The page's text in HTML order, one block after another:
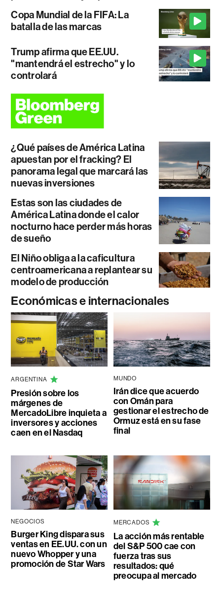
Copa Mundial de la FIFA: La
batalla de las marcas
Trump afirma que EE.UU.
"mantendrá el estrecho" y lo
controlará
¿Qué países de América Latina
apuestan por el fracking? El
panorama legal que marcará las
nuevas inversiones
Estas son las ciudades de
América Latina donde el calor
nocturno hace perder más horas
de sueño
El Niño obliga a la caficultura
centroamericana a replantear su
modelo de producción
Económicas e internacionales
ARGENTINA
Presión sobre los
márgenes de
MercadoLibre inquieta a
inversores y acciones
caen en el Nasdaq
MUNDO
Irán dice que acuerdo
con Omán para
gestionar el estrecho de
Ormuz está en su fase
final
NEGOCIOS
Burger King dispara sus
ventas en EE.UU. con un
nuevo Whopper y una
promoción de Star Wars
MERCADOS
La acción más rentable
del S&P 500 cae con
fuerza tras sus
resultados: qué
preocupa al mercado